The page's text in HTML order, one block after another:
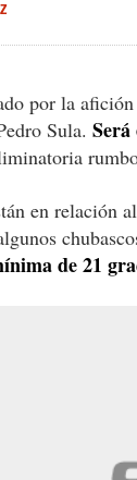
por la
Sula.
en relación
de 21